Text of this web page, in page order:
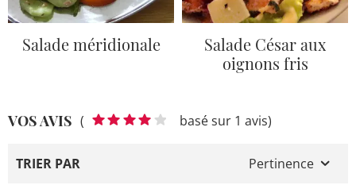
Salade méridionale
Salade César aux
oignons fris
VOS AVIS ( basé sur 1 avis)
TRIER PAR Pertinence